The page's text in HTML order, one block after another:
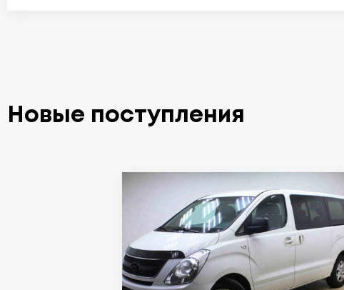
Новые поступления